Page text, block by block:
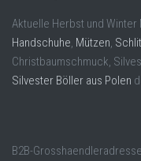
Aktuelle Herbst und
Handschuhe Mützen
Christbaumschmuck,
Silvester Böller aus Polen
B2B-